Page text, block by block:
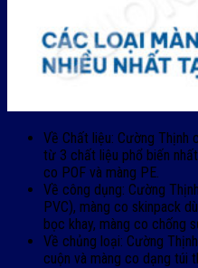
Về Chất liệu: Cường Thịnh
từ 3 chất liệu phổ biến
co POF và màng PE.
Về công dụng: Cường
PVC), màng co skinpack
bọc khay, màng co chống
Về chủng loại: Cường
cuộn và màng co dạng túi